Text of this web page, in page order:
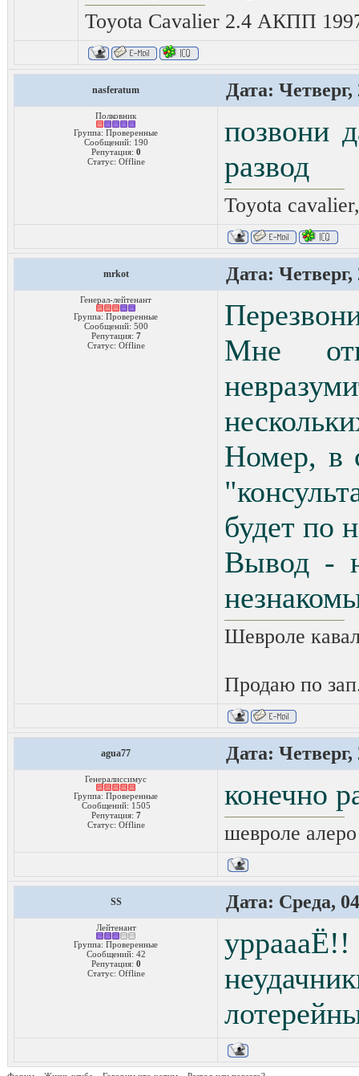
Toyota Cavalier 2.4 АКПП
nasferatum Дата:
Полковник
Группа: Проверенные
Сообщений: 190
Репутация: 0
Статус: Offline
позвони
развод
Toyota
mrkot Дата:
Генерал-лейтенант
Группа: Проверенные
Сообщений: 500
Репутация: 7
Статус: Offline
Мне
Номер, в
будет по
Вывод -
Шевроле
Продаю по
agua77 Дата:
Генералиссимус
Группа: Проверенные
Сообщений: 1505
Репутация: 7
Статус: Offline
конечно
шевроле
SS Дата: Среда,
Лейтенант
Группа: Проверенные
Сообщений: 42
Репутация: 0
Статус: Offline